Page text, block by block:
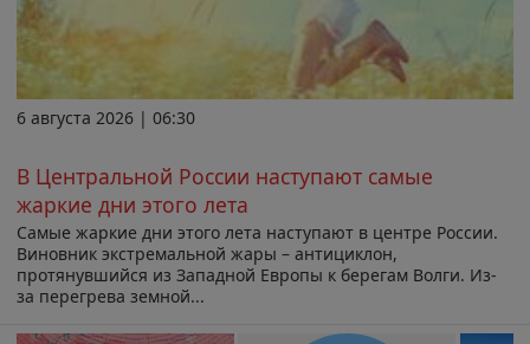
6 августа 2026 | 06:30
В Центральной России наступают самые
жаркие дни этого лета
Самые жаркие дни этого лета наступают в центре России.
Виновник экстремальной жары – антициклон,
протянувшийся из Западной Европы к берегам Волги. Из-
за перегрева земной...